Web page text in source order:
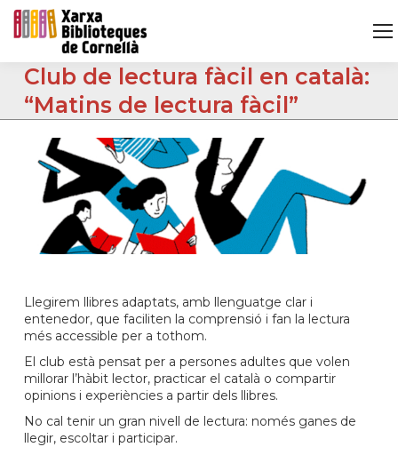
Club de lectura fàcil en català:
“Matins de lectura fàcil”
Llegirem llibres adaptats, amb llenguatge clar i
entenedor, que faciliten la comprensió i fan la lectura
més accessible per a tothom.
El club està pensat per a persones adultes que volen
millorar l’hàbit lector, practicar el català o compartir
opinions i experiències a partir dels llibres.
No cal tenir un gran nivell de lectura: només ganes de
llegir, escoltar i participar.